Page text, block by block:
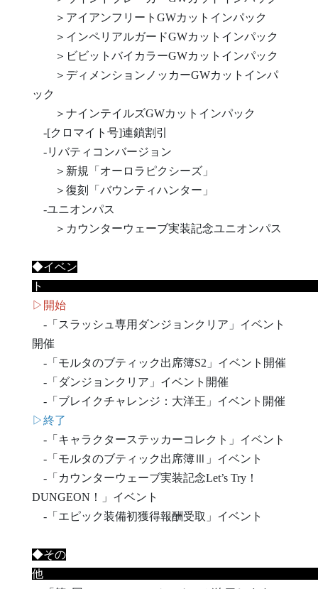
＞アイアンフリートGWカットインパック
＞インペリアルガードGWカットインパック
＞ビビットバイカラーGWカットインパック
＞ディメンションノッカーGWカットインパ
ック
＞ナインテイルズGWカットインパック
-[クロマイト号]連鎖割引
-リバティコンバージョン
＞新規「オーロラピクシーズ」
＞復刻「バウンティハンター」
-ユニオンパス
＞カウンターウェーブ実装記念ユニオンパス
◆イベン
▷開始
-「スラッシュ専用ダンジョンクリア」イベント
開催
-「モルタのブティック出席簿S2」イベント開催
-「ダンジョンクリア」イベント開催
-「ブレイクチャレンジ：大洋王」イベント開催
▷終了
-「キャラクターステッカーコレクト」イベント
-「モルタのブティック出席簿Ⅲ」イベント
-「カウンターウェーブ実装記念Let’s Try！
DUNGEON！」イベント
-「エピック装備初獲得報酬受取」イベント
◆その